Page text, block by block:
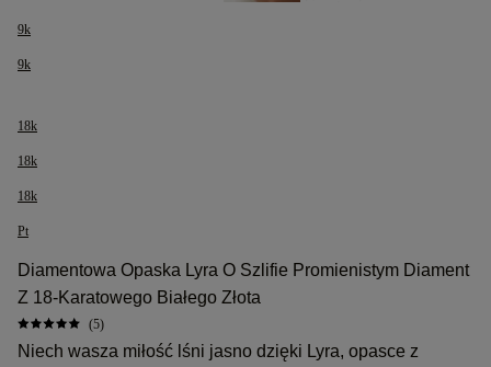
9k
9k
18k
18k
18k
Pt
Diamentowa Opaska Lyra O Szlifie Promienistym Diament
Z 18-Karatowego Białego Złota
(5)
Niech wasza miłość lśni jasno dzięki Lyra, opasce z